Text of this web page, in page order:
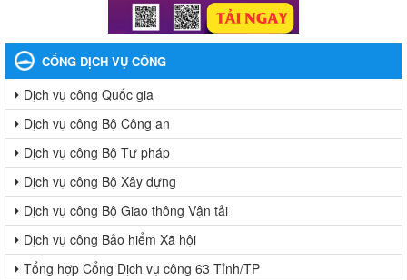
CỔNG DỊCH VỤ CÔNG
Dịch vụ công Quốc gia
Dịch vụ công Bộ Công an
Dịch vụ công Bộ Tư pháp
Dịch vụ công Bộ Xây dựng
Dịch vụ công Bộ Giao thông Vận tải
Dịch vụ công Bảo hiểm Xã hội
Tổng hợp Cổng Dịch vụ công 63 Tỉnh/TP